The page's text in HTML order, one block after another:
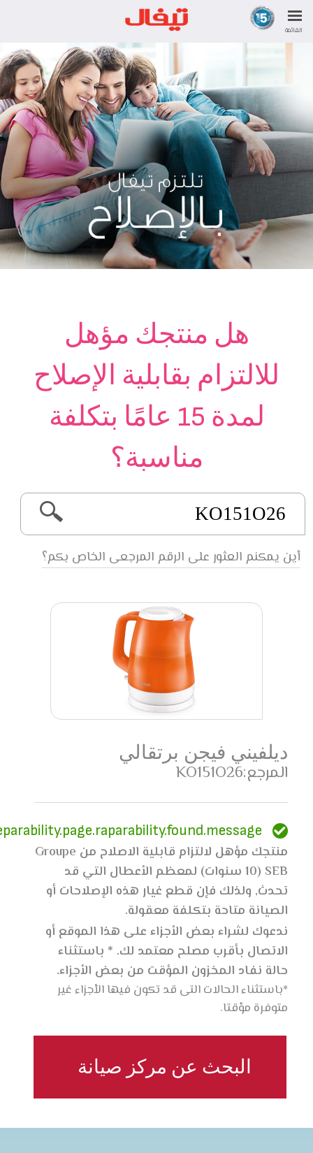
القائمة
هل منتجك مؤهل
للالتزام بقابلية الإصلاح
لمدة 15 عامًا بتكلفة
مناسبة؟
أين يمكنم العثور على الرقم المرجعى الخاص بكم؟
ديلفيني فيجن برتقالي
المرجع:KO151O26
منتجك مؤهل لالتزام قابلية الاصلاح من Groupe
SEB (10 سنوات) لمعظم الأعطال التي قد
تحدث, ولذلك فإن قطع غيار هذه الإصلاحات أو
الصيانة متاحة بتكلفة معقولة.
ندعوك لشراء بعض الأجزاء على هذا الموقع أو
الاتصال بأقرب مصلح معتمد لك. * باستثناء
حالة نفاد المخزون المؤقت من بعض الأجزاء.
*باستثناء الحالات التى قد تكون فيها الأجزاء غير
متوفرة مؤقتا.
البحث عن مركز صيانة